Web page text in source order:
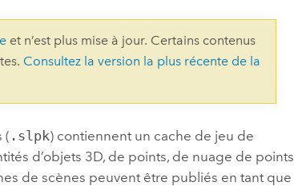
professionnels et
technologiques
perspectives et
tendances de
l’univers
Tous les récits
et n’est plus mise à jour. Certains contenus
Consultez la version la plus récente de la
( .slpk) contiennent un cache de jeu de
d’objets 3D, de points, de nuage de points
de scènes peuvent être publiés en tant que